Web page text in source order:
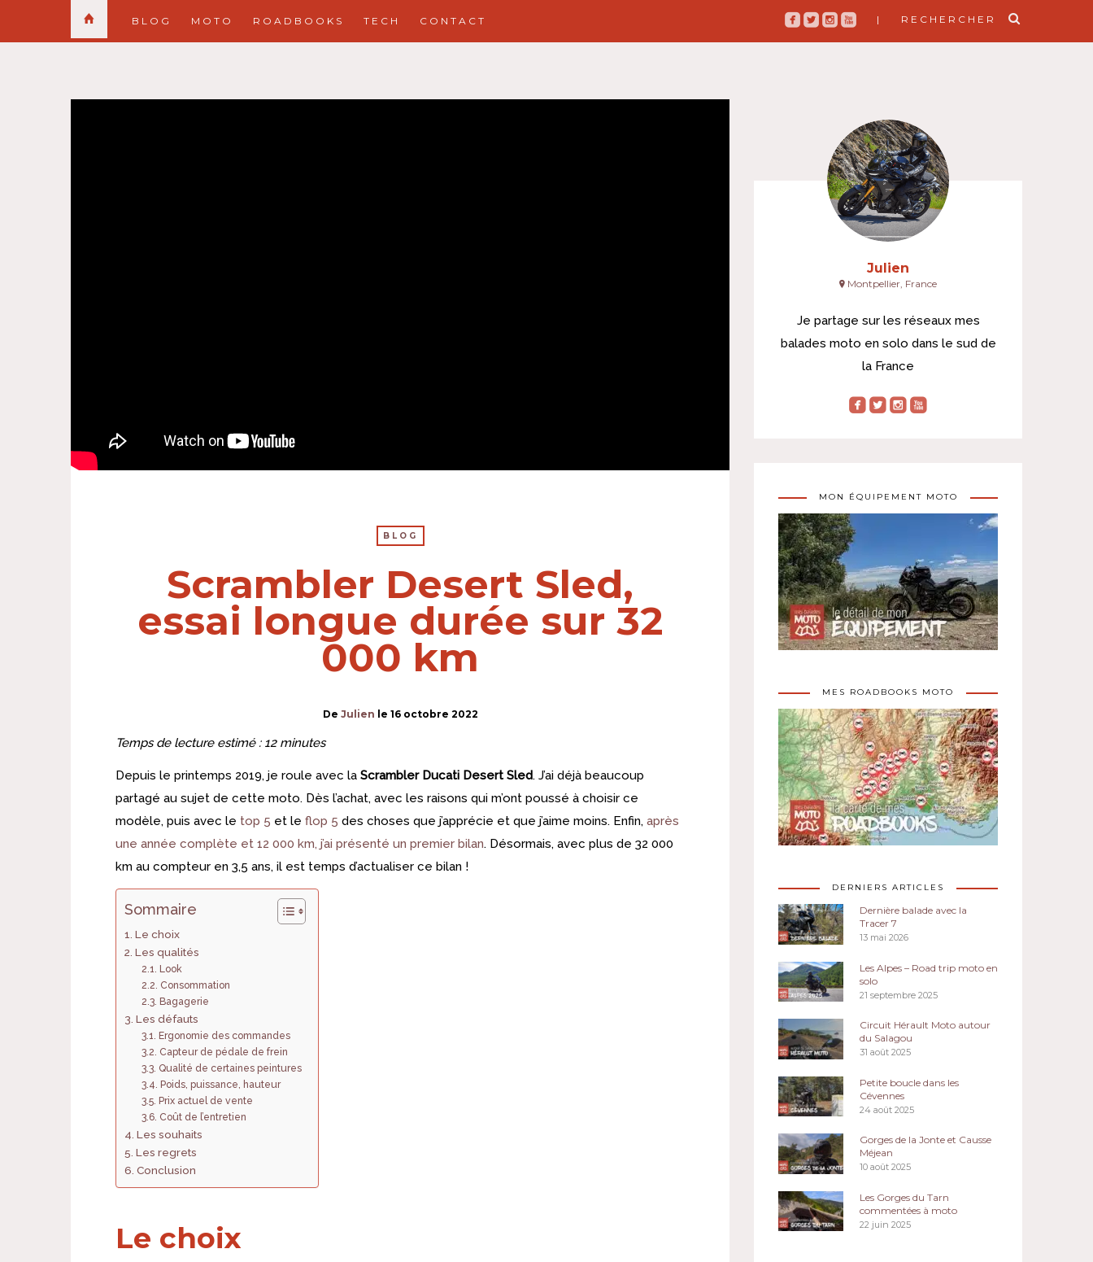
| RECHERCHER
BLOG MOTO ROADBOOKS TECH CONTACT roundedfacebookroundedtwitterbirdroundedinstagramroundedyoutube
BLOG
Scrambler Desert Sled,
essai longue durée sur 32
000 km
De Julien le 16 octobre 2022
Temps de lecture estimé : 12 minutes
Depuis le printemps 2019, je roule avec la Scrambler Ducati Desert Sled. J’ai déjà beaucoup
partagé au sujet de cette moto. Dès l’achat, avec les raisons qui m’ont poussé à choisir ce
modèle, puis avec le top 5 et le flop 5 des choses que j’apprécie et que j’aime moins. Enfin, après
une année complète et 12 000 km, j’ai présenté un premier bilan. Désormais, avec plus de 32 000
km au compteur en 3,5 ans, il est temps d’actualiser ce bilan !
Sommaire
Le choix
Les qualités
Look
Consommation
Bagagerie
Les défauts
Ergonomie des commandes
Capteur de pédale de frein
Qualité de certaines peintures
Poids, puissance, hauteur
Prix actuel de vente
Coût de l’entretien
Les souhaits
Les regrets
Conclusion
Le choix
Julien
Montpellier, France
Je partage sur les réseaux mes
balades moto en solo dans le sud de
la France
roundedfacebookroundedtwitterbirdroundedinstagramroundedyoutube
MON ÉQUIPEMENT MOTO
MES ROADBOOKS MOTO
DERNIERS ARTICLES
Dernière balade avec la
Tracer 7
13 mai 2026
Les Alpes – Road trip moto en
solo
21 septembre 2025
Circuit Hérault Moto autour
du Salagou
31 août 2025
Petite boucle dans les
Cévennes
24 août 2025
Gorges de la Jonte et Causse
Méjean
10 août 2025
Les Gorges du Tarn
commentées à moto
22 juin 2025